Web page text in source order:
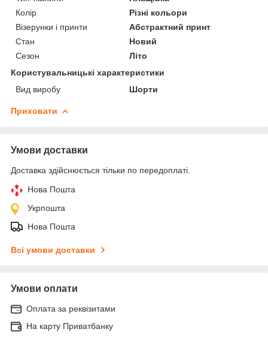
Колір
Різні кольори
Візерунки і принти
Абстрактний принт
Стан
Новий
Сезон
Літо
Користувальницькі характеристики
Вид виробу
Шорти
Приховати
Умови доставки
Доставка здійснюється тільки по передоплаті.
Нова Пошта
Укрпошта
Нова Пошта
Всі умови доставки
Умови оплати
Оплата за реквізитами
На карту Приватбанку